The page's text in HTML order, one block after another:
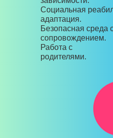
Социальная
адаптация.
Безопасная среда
сопровождением.
Работа с
родителями.